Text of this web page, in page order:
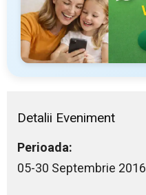
Detalii Eveniment
Perioada:
05-30 Septembrie 2016